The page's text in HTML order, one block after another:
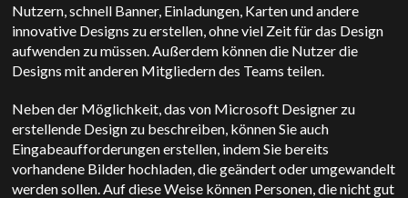
Nutzern, schnell Banner, Einladungen, Karten und andere
innovative Designs zu erstellen, ohne viel Zeit für das Design
aufwenden zu müssen. Außerdem können die Nutzer die
Designs mit anderen Mitgliedern des Teams teilen.
Neben der Möglichkeit, das von Microsoft Designer zu
erstellende Design zu beschreiben, können Sie auch
Eingabeaufforderungen erstellen, indem Sie bereits
vorhandene Bilder hochladen, die geändert oder umgewandelt
werden sollen. Auf diese Weise können Personen, die nicht gut